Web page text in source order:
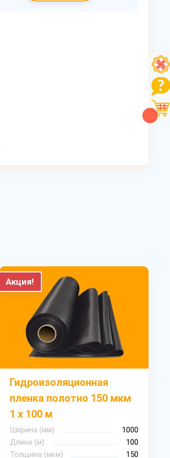
Акция!
Гидроизоляционная
пленка полотно 150 мкм
1 х 100 м
Ширина (мм)
1000
Длина (м)
100
Толщина (мкм)
150